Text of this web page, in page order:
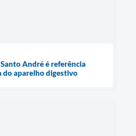
André é referência
do aparelho digestivo